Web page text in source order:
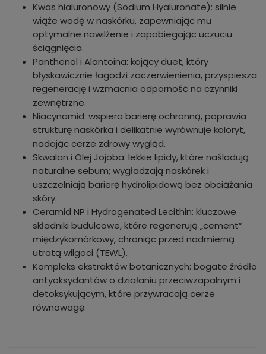
Kwas hialuronowy (Sodium Hyaluronate): silnie
wiąże wodę w naskórku, zapewniając mu
optymalne nawilżenie i zapobiegając uczuciu
ściągnięcia.
Panthenol i Alantoina: kojący duet, który
błyskawicznie łagodzi zaczerwienienia, przyspiesza
regenerację i wzmacnia odporność na czynniki
zewnętrzne.
Niacynamid: wspiera barierę ochronną, poprawia
strukturę naskórka i delikatnie wyrównuje koloryt,
nadając cerze zdrowy wygląd.
Skwalan i Olej Jojoba: lekkie lipidy, które naśladują
naturalne sebum; wygładzają naskórek i
uszczelniają barierę hydrolipidową bez obciążania
skóry.
Ceramid NP i Hydrogenated Lecithin: kluczowe
składniki budulcowe, które regenerują „cement”
międzykomórkowy, chroniąc przed nadmierną
utratą wilgoci (TEWL).
Kompleks ekstraktów botanicznych: bogate źródło
antyoksydantów o działaniu przeciwzapalnym i
detoksykującym, które przywracają cerze
równowagę.